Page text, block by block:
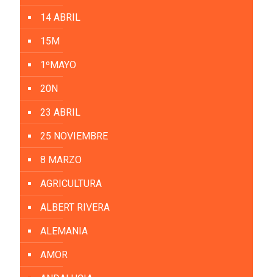
14 ABRIL
15M
1ºMAYO
20N
23 ABRIL
25 NOVIEMBRE
8 MARZO
AGRICULTURA
ALBERT RIVERA
ALEMANIA
AMOR